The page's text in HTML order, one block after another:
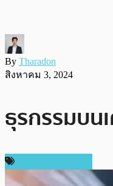
By Tharadon
สิงหาคม 3, 2024
ธุรกรรมบน